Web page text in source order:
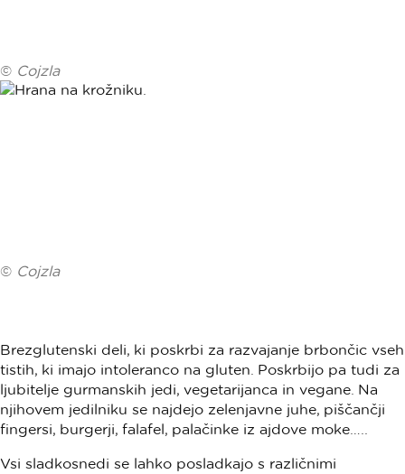
© Cojzla
© Cojzla
Brezglutenski deli, ki poskrbi za razvajanje brbončic vseh
tistih, ki imajo intoleranco na gluten. Poskrbijo pa tudi za
ljubitelje gurmanskih jedi, vegetarijanca in vegane. Na
njihovem jedilniku se najdejo zelenjavne juhe, piščančji
fingersi, burgerji, falafel, palačinke iz ajdove moke…..
Vsi sladkosnedi se lahko posladkajo s različnimi